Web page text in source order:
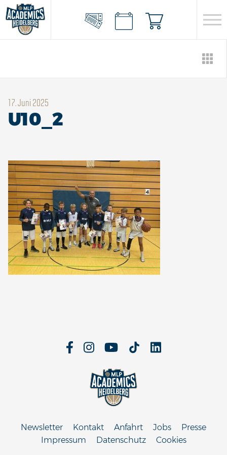
17. Juni 2025
U10_2
Newsletter Kontakt Anfahrt Jobs
Presse
Impressum
Datenschutz Cookies